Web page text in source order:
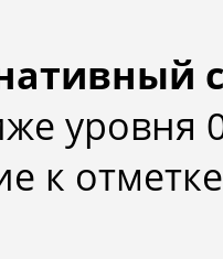
уровня
к